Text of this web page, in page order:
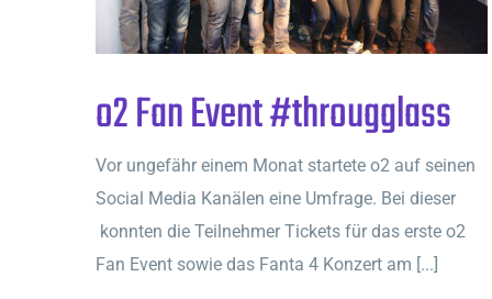
o2 Fan Event #througglass
Vor ungefähr einem Monat startete o2 auf seinen
Social Media Kanälen eine Umfrage. Bei dieser
konnten die Teilnehmer Tickets für das erste o2
Fan Event sowie das Fanta 4 Konzert am [...]